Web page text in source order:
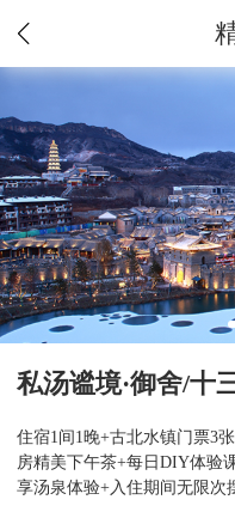
私汤谧境·御舍/十
住宿1间1晚+古北水镇门票3
房精美下午茶+每日DIY体验
享汤泉体验+入住期间无限次